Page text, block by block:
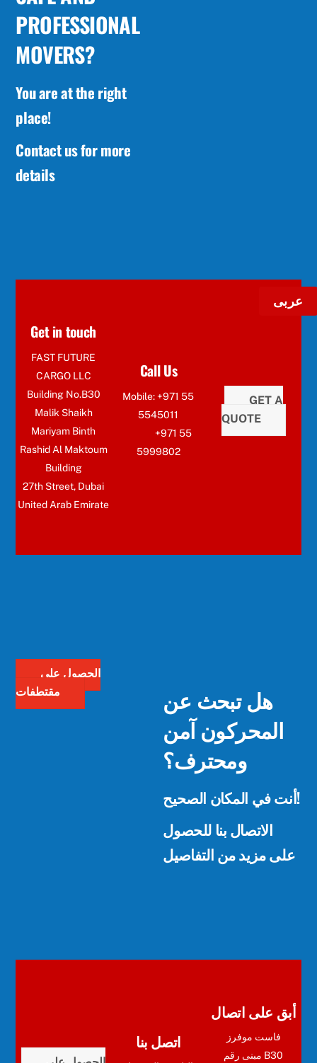
PROFESSIONAL
MOVERS?
You are at the right
place!
Contact us for more
details
Get in touch
FAST FUTURE
CARGO LLC
Building No.B30
Malik Shaikh
Mariyam Binth
Rashid Al Maktoum
Building
27th Street, Dubai
United Arab Emirate
Call Us
Mobile: +971 55
5545011
+971 55
5999802
GET A
QUOTE
الحصول على
مقتطفات
هل تبحث عن
المحركون آمن
ومحترف؟
أنت في المكان الصحيح!
الاتصال بنا للحصول
على مزيد من التفاصيل
اتصل بنا
أبق على اتصال
فاست موفرز
مبنى رقم B30
عربى